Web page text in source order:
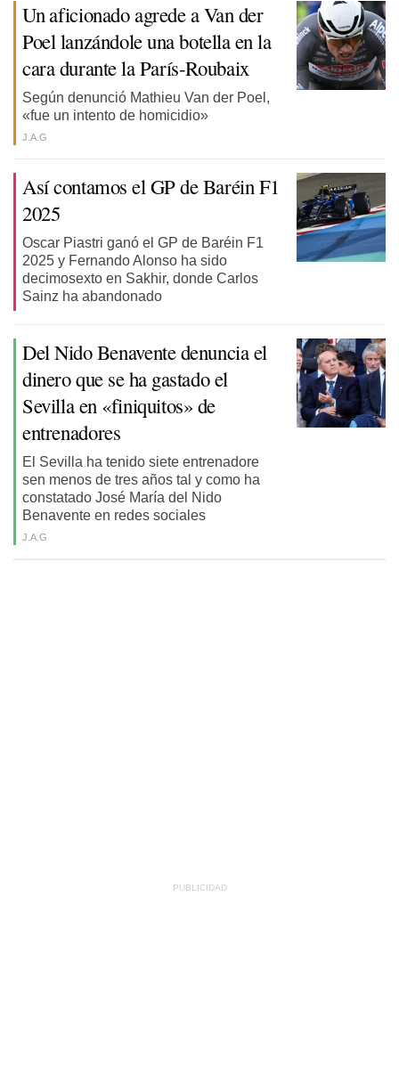
Un aficionado agrede a Van der
Poel lanzándole una botella en la
cara durante la París-Roubaix
Según denunció Mathieu Van der Poel,
«fue un intento de homicidio»
J.A.G
Así contamos el GP de Baréin F1
2025
Oscar Piastri ganó el GP de Baréin F1
2025 y Fernando Alonso ha sido
decimosexto en Sakhir, donde Carlos
Sainz ha abandonado
Del Nido Benavente denuncia el
dinero que se ha gastado el
Sevilla en «finiquitos» de
entrenadores
El Sevilla ha tenido siete entrenadore
sen menos de tres años tal y como ha
constatado José María del Nido
Benavente en redes sociales
J.A.G